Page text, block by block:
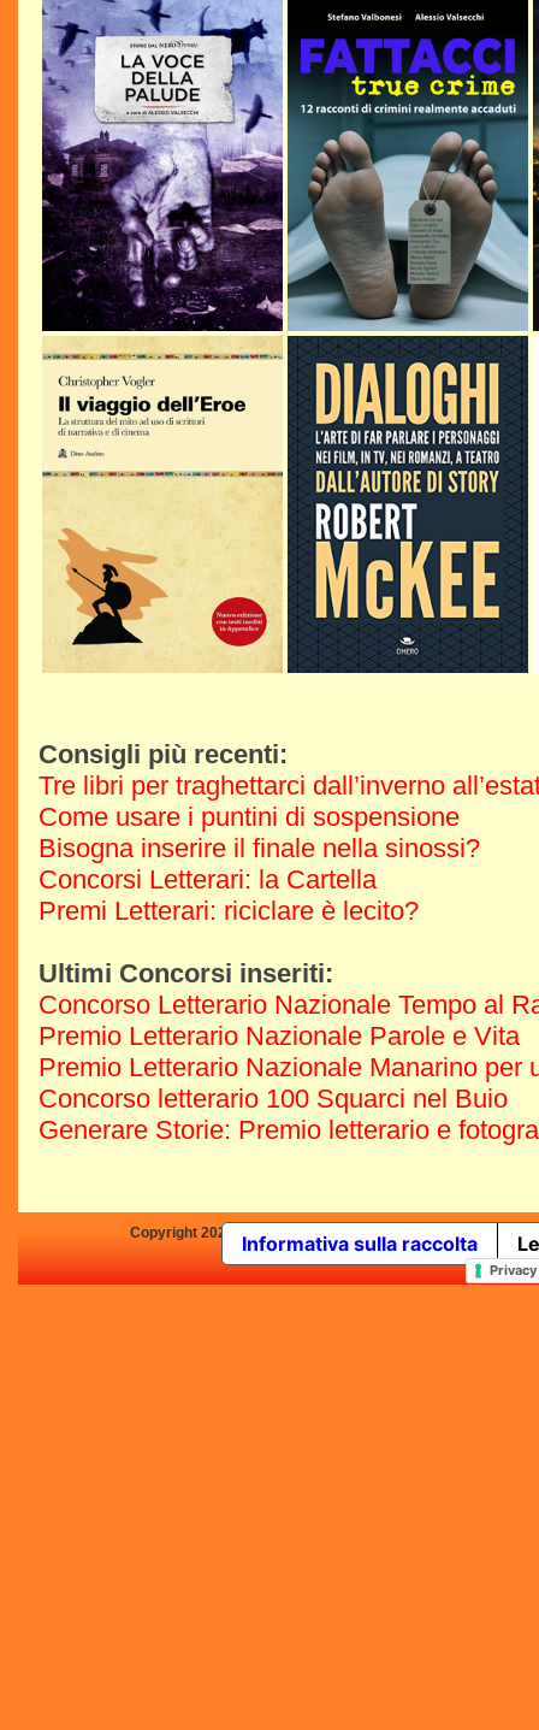
Consigli più recenti:
Tre libri per traghettarci dall’inverno
Come usare i puntini di sospensione
Bisogna inserire il finale nella sinossi?
Concorsi Letterari: la Cartella
Premi Letterari: riciclare è lecito?
Ultimi Concorsi inseriti:
Concorso Letterario Nazionale Tempo al
Premio Letterario Nazionale Parole e Vita
Premio Letterario Nazionale Manarino per
Concorso letterario 100 Squarci nel Buio
Generare Storie: Premio letterario e
Copyright 2025 by Concorsi-Letterari.it - P.IVA
In qualità di Affiliato
Informativa sulla raccolta